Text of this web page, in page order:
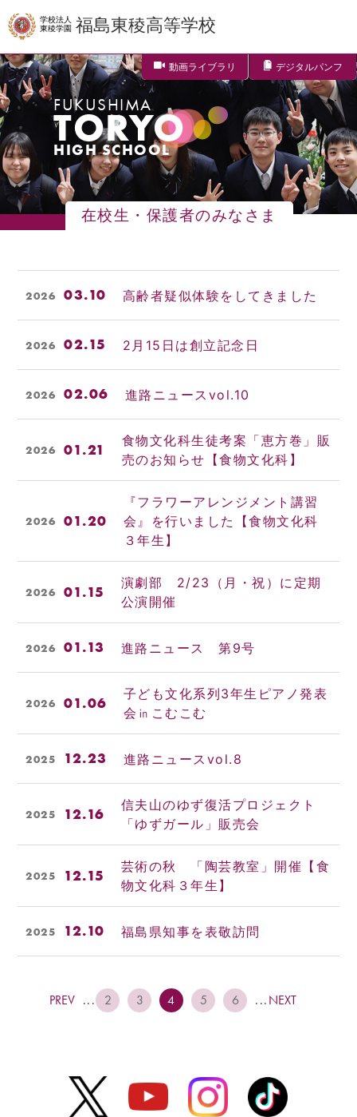
学校法人
東稜学園 福島東稜高等学校
動画ライブラリ デジタルパンフ
FUKUSHIMA
TORYO
HIGH SCHOOL
在校生・保護者のみなさま
2026 03.10 高齢者疑似体験をしてきました
2026 02.15 2月15日は創立記念日
2026 02.06 進路ニュースvol.10
2026 01.21
食物文化科生徒考案「恵方巻」販
売のお知らせ【食物文化科】
2026 01.20
『フラワーアレンジメント講習
会』を行いました【食物文化科
３年生】
2026 01.15
演劇部 2/23（月・祝）に定期
公演開催
2026 01.13 進路ニュース 第9号
2026 01.06
子ども文化系列3年生ピアノ発表
会㏌こむこむ
2025 12.23 進路ニュースvol.8
2025 12.16
信夫山のゆず復活プロジェクト
「ゆずガール」販売会
2025 12.15
芸術の秋 「陶芸教室」開催【食
物文化科３年生】
2025 12.10 福島県知事を表敬訪問
PREV ... 2 3 4 5 6 ...NEXT